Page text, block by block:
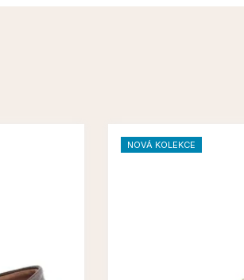
NOVÁ KOLEKCE